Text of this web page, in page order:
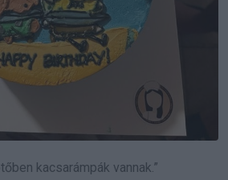
kacsarámpák vannak.”